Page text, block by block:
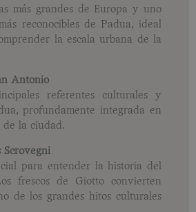
más grandes de Europa y uno
reconocibles de Padua, ideal
la escala urbana de la
Antonio
referentes culturales y
profundamente integrada en
de la ciudad.
Scrovegni
para entender la historia del
frescos de Giotto convierten
de los grandes hitos culturales